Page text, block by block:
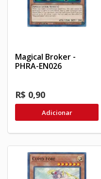
Magical Broker -
PHRA-EN026
R$ 0,90
Adicionar